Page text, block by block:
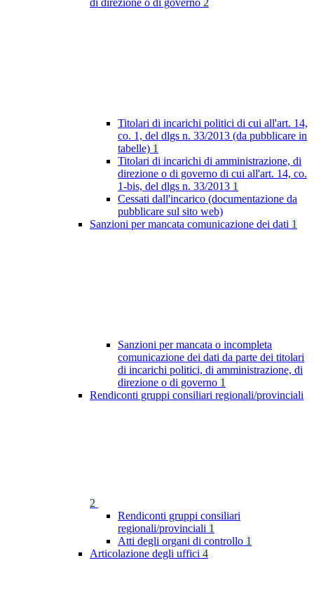
di direzione o di governo 2
Titolari di incarichi politici di cui all'art. 14,
co. 1, del dlgs n. 33/2013 (da pubblicare in
tabelle) 1
Titolari di incarichi di amministrazione, di
direzione o di governo di cui all'art. 14, co.
1-bis, del dlgs n. 33/2013 1
Cessati dall'incarico (documentazione da
pubblicare sul sito web)
Sanzioni per mancata comunicazione dei dati 1
Sanzioni per mancata o incompleta
comunicazione dei dati da parte dei titolari
di incarichi politici, di amministrazione, di
direzione o di governo 1
Rendiconti gruppi consiliari regionali/provinciali
2
Rendiconti gruppi consiliari
regionali/provinciali 1
Atti degli organi di controllo 1
Articolazione degli uffici 4